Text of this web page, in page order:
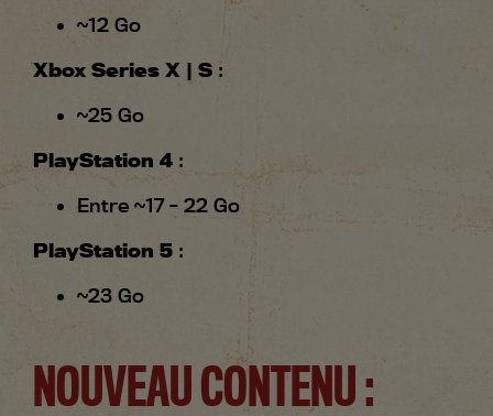
~12 Go
Xbox Series X | S :
~25 Go
PlayStation 4 :
Entre ~17 - 22 Go
PlayStation 5 :
~23 Go
NOUVEAU CONTENU :